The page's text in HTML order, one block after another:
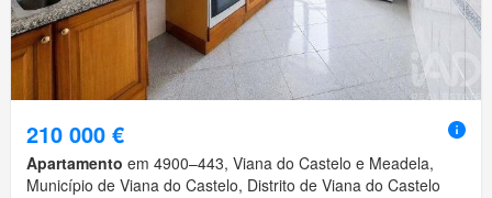
210 000 €
Apartamento em 4900–443, Viana do Castelo e Meadela,
Município de Viana do Castelo, Distrito de Viana do Castelo